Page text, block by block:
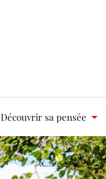
Découvrir sa pensée